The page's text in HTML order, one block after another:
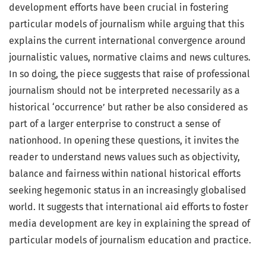
development efforts have been crucial in fostering
particular models of journalism while arguing that this
explains the current international convergence around
journalistic values, normative claims and news cultures.
In so doing, the piece suggests that raise of professional
journalism should not be interpreted necessarily as a
historical ‘occurrence’ but rather be also considered as
part of a larger enterprise to construct a sense of
nationhood. In opening these questions, it invites the
reader to understand news values such as objectivity,
balance and fairness within national historical efforts
seeking hegemonic status in an increasingly globalised
world. It suggests that international aid efforts to foster
media development are key in explaining the spread of
particular models of journalism education and practice.